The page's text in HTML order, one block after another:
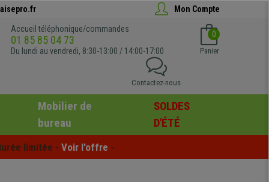
Mon Compte
Accueil téléphonique/commandes
01 85 85 04 73
Du lundi au vendredi, 8:30-13:00 / 14:00-17:00
0
Panier
Contactez-nous
Mobilier de
bureau
SOLDES
D'ÉTÉ
limitée - Voir l'offre -